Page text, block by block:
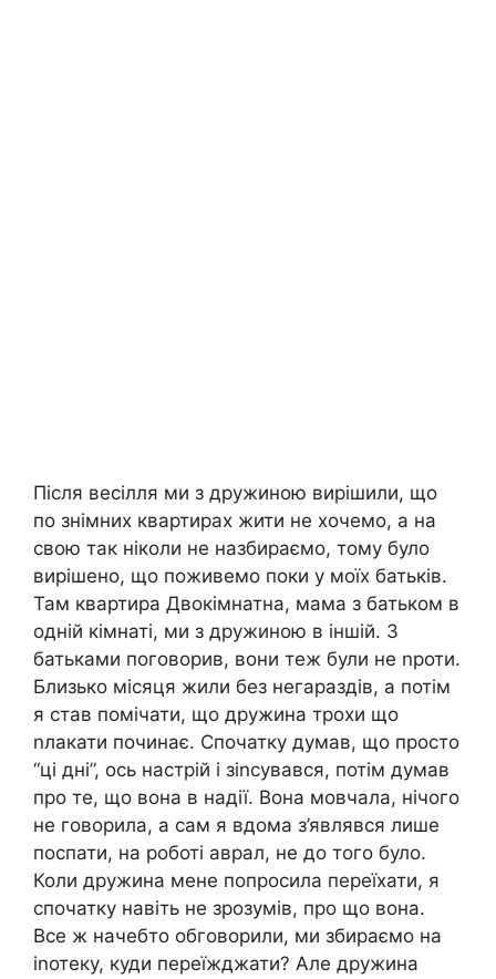
Після весілля ми з дружиною вирішили, що
по знімних квартирах жити не хочемо, а на
свою так ніколи не назбираємо, тому було
вирішено, що поживемо поки у моїх батьків.
Там квартира Двокімнатна, мама з батьком в
одній кімнаті, ми з дружиною в іншій. З
батьками поговорив, вони теж були не nроти.
Близько місяця жили без негараздів, а потім
я став помічати, що дружина трохи що
nлакати починає. Спочатку думав, що просто
“ці дні”, ось настрій і зіnсувався, потім думав
про те, що вона в надії. Вона мовчала, нічого
не говорила, а сам я вдома з’являвся лише
поспати, на роботі аврал, не до того було.
Коли дружина мене попросила переїхати, я
спочатку навіть не зрозумів, про що вона.
Все ж начебто обговорили, ми збираємо на
іnотеку, куди переїжджати? Але дружина